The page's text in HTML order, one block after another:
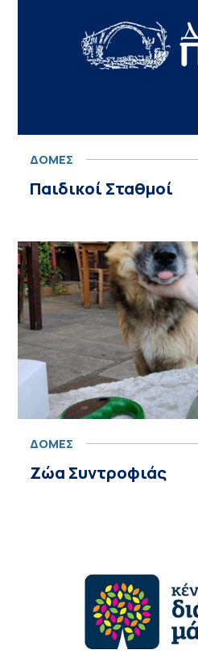
ΔΟΜΕΣ
Παιδικοί Σταθμοί
ΔΟΜΕΣ
Ζώα Συντροφιάς